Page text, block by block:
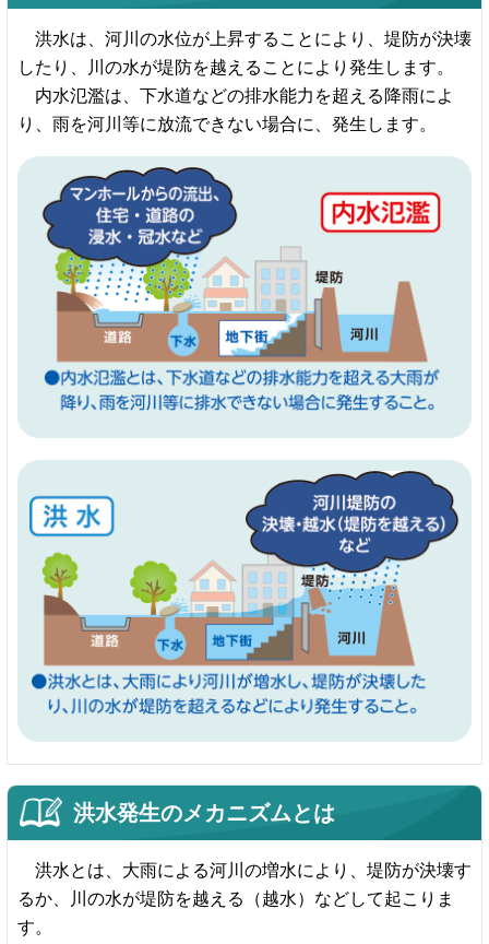
洪水は、河川の水位が上昇することにより、堤防が決壊
したり、川の水が堤防を越えることにより発生します。
内水氾濫は、下水道などの排水能力を超える降雨によ
り、雨を河川等に放流できない場合に、発生します。
洪水発生のメカニズムとは
洪水とは、大雨による河川の増水により、堤防が決壊す
るか、川の水が堤防を越える（越水）などして起こりま
す。